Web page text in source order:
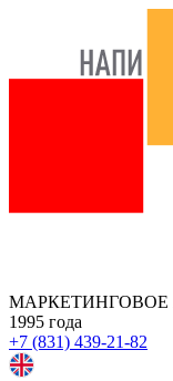
1995 года
+7 (831) 439-21-82